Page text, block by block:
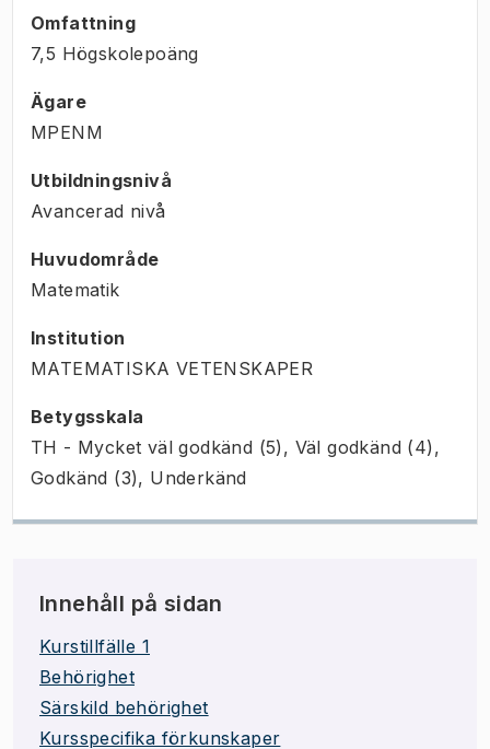
Omfattning
7,5 Högskolepoäng
Ägare
MPENM
Utbildningsnivå
Avancerad nivå
Huvudområde
Matematik
Institution
MATEMATISKA VETENSKAPER
Betygsskala
TH - Mycket väl godkänd (5), Väl godkänd (4),
Godkänd (3), Underkänd
Innehåll på sidan
Kurstillfälle 1
Behörighet
Särskild behörighet
Kursspecifika förkunskaper